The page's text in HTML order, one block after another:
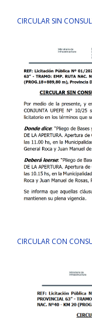
CIRCULAR SIN
CIRCULAR CON